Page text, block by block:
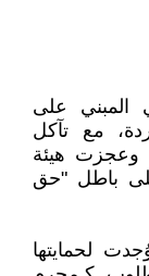
المبني على
مع تآكل
وعجزت هيئة
باطل "حق
لحمايتها